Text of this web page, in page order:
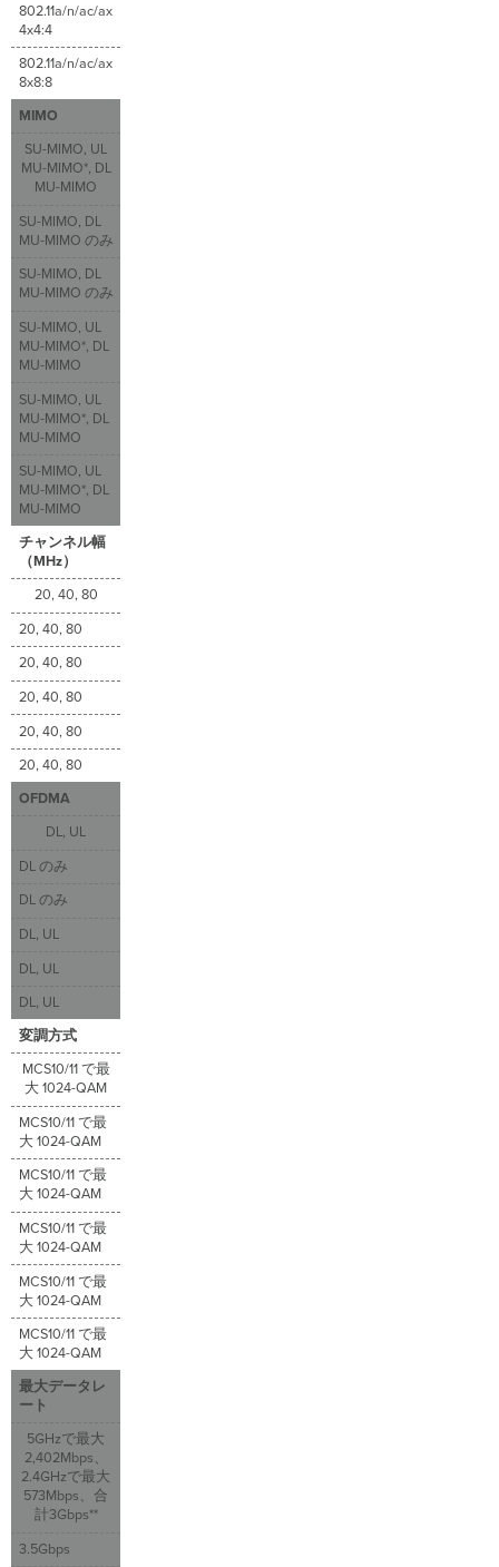
802.11a/n/ac/ax
4x4:4
802.11a/n/ac/ax
8x8:8
MIMO
SU-MIMO, UL
MU-MIMO*, DL
MU-MIMO
SU-MIMO, DL
MU-MIMO のみ
SU-MIMO, DL
MU-MIMO のみ
SU-MIMO, UL
MU-MIMO*, DL
MU-MIMO
SU-MIMO, UL
MU-MIMO*, DL
MU-MIMO
SU-MIMO, UL
MU-MIMO*, DL
MU-MIMO
チャンネル幅
（MHz）
20, 40, 80
20, 40, 80
20, 40, 80
20, 40, 80
20, 40, 80
20, 40, 80
OFDMA
DL, UL
DL のみ
DL のみ
DL, UL
DL, UL
DL, UL
変調方式
MCS10/11 で最
大 1024-QAM
MCS10/11 で最
大 1024-QAM
MCS10/11 で最
大 1024-QAM
MCS10/11 で最
大 1024-QAM
MCS10/11 で最
大 1024-QAM
MCS10/11 で最
大 1024-QAM
最大データレ
ート
5GHzで最大
2,402Mbps、
2.4GHzで最大
573Mbps、合
計3Gbps**
3.5Gbps